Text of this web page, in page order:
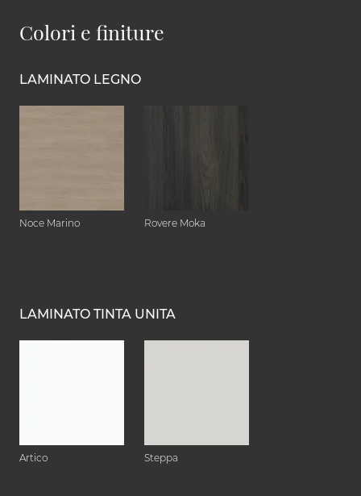
Colori e finiture
LAMINATO LEGNO
Noce Marino Rovere Moka
LAMINATO TINTA UNITA
Artico Steppa